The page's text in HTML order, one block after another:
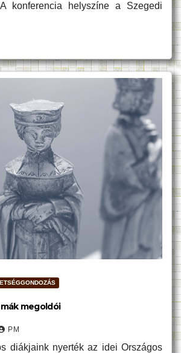
konferencia helyszíne a Szegedi
megoldói
PM
diákjaink nyerték az idei Országos